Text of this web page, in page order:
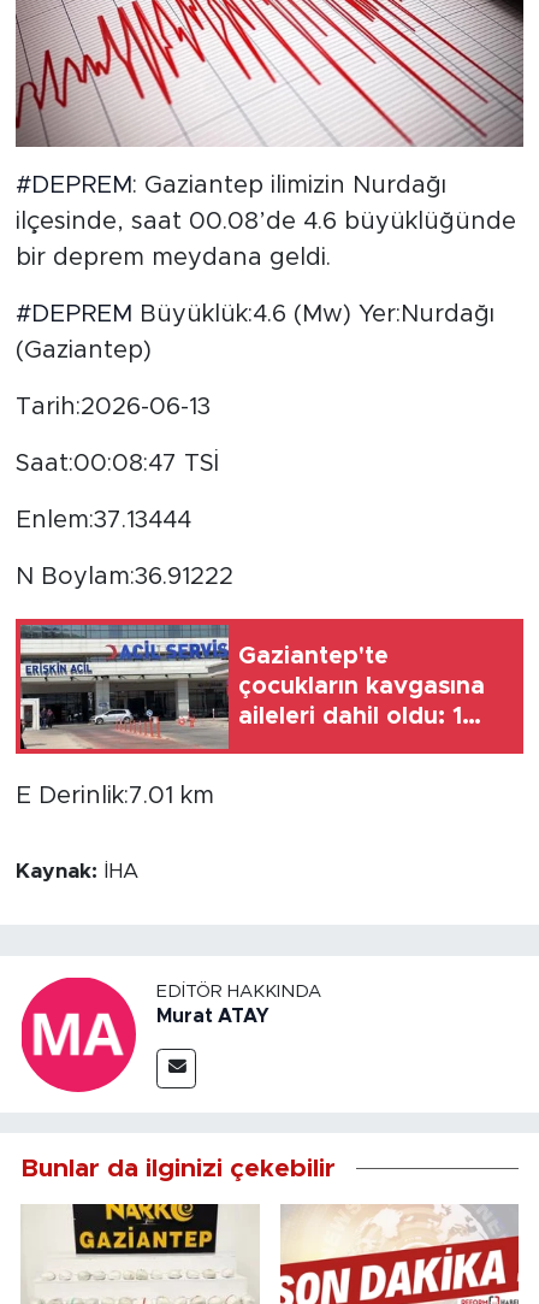
#DEPREM : Gaziantep ilimizin Nurdağı
ilçesinde, saat 00.08’de 4.6 büyüklüğünde
bir deprem meydana geldi.
#DEPREM Büyüklük:4.6 (Mw) Yer:Nurdağı
(Gaziantep)
Tarih:2026-06-13
Saat:00:08:47 TSİ
Enlem:37.13444
N Boylam:36.91222
Gaziantep'te
çocukların kavgasına
aileleri dahil oldu: 1
E Derinlik:7.01 km
Kaynak: İHA
EDITÖR HAKKINDA
Murat ATAY
Bunlar da ilginizi çekebilir